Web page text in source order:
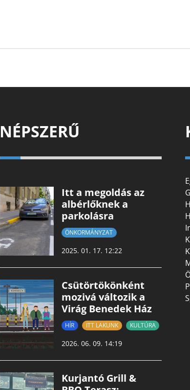
NÉPSZERŰ
Itt a megoldás az
albérlőknek a
parkolásra
ÖNKORMÁNYZAT
2025. 01. 17. 12:22
Csütörtökönként
mozivá változik a
Virág Benedek Ház
HÍR ITT LAKUNK KULTÚRA
2026. 06. 09. 14:19
Kurjantó Grill &